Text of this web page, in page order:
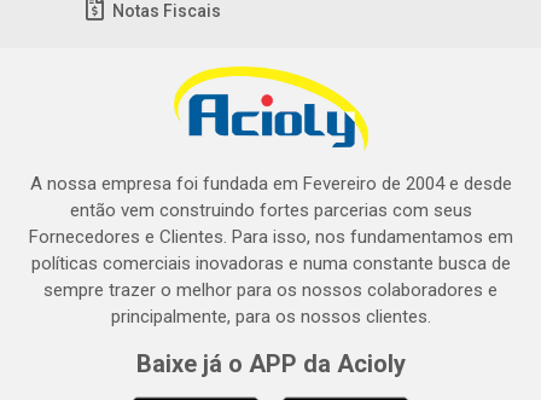
Notas Fiscais
A nossa empresa foi fundada em Fevereiro de 2004 e desde
então vem construindo fortes parcerias com seus
Fornecedores e Clientes. Para isso, nos fundamentamos em
políticas comerciais inovadoras e numa constante busca de
sempre trazer o melhor para os nossos colaboradores e
principalmente, para os nossos clientes.
Baixe já o APP da Acioly